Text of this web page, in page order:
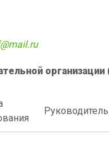
mail.ru
Руководитель